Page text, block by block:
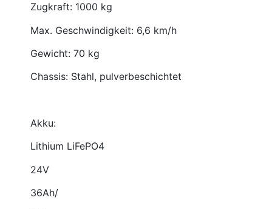
Zugkraft: 1000 kg
Max. Geschwindigkeit: 6,6 km/h
Gewicht: 70 kg
Chassis: Stahl, pulverbeschichtet
Akku:
Lithium LiFePO4
24V
36Ah/